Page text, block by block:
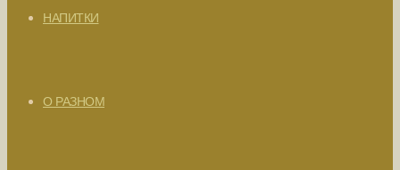
НАПИТКИ
О РАЗНОМ